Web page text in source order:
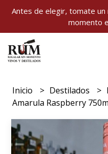
Antes de elegir, tomate
momento
Inicio Destilados
Amarula Raspberry